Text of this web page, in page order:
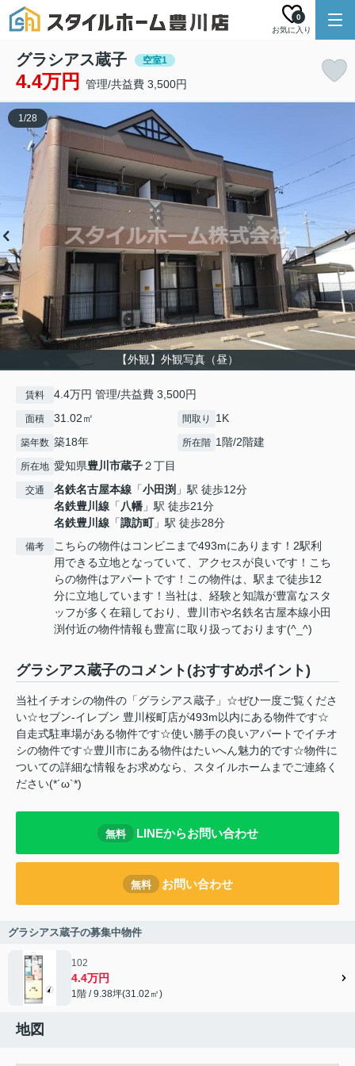
お気に入り
0
グラシアス蔵子 空室1
4.4万円 管理/共益費 3,500円
【外観】外観写真（昼）
1/28
賃料 4.4万円 管理/共益費 3,500円
面積 31.02㎡ 間取り 1K
築年数 築18年 所在階 1階/2階建
所在地 愛知県豊川市蔵子２丁目
交通 名鉄名古屋本線 「小田渕 」駅 徒歩12分
名鉄豊川線 「八幡 」駅 徒歩21分
名鉄豊川線 「諏訪町」駅 徒歩28分
備考
こちらの物件はコンビニまで493mにあります！2駅利
用できる立地となっていて、アクセスが良いです！こち
らの物件はアパートです！この物件は、駅まで徒歩12
分に立地しています！当社は、経験と知識が豊富なスタ
ッフが多く在籍しており、豊川市や名鉄名古屋本線小田
渕付近の物件情報も豊富に取り扱っております(^_^)
グラシアス蔵子のコメント(おすすめポイント)
当社イチオシの物件の「グラシアス蔵子」☆ぜひ一度ご覧くださ
い☆セブン-イレブン 豊川桜町店が493m以内にある物件です☆
自走式駐車場がある物件です☆使い勝手の良いアパートでイチオ
シの物件です☆豊川市にある物件はたいへん魅力的です☆物件に
ついての詳細な情報をお求めなら、スタイルホームまでご連絡く
ださい(*´ω`*)
無料 LINEからお問い合わせ
無料 お問い合わせ
グラシアス蔵子の募集中物件
102
4.4万円
1階 / 9.38坪(31.02㎡)
地図